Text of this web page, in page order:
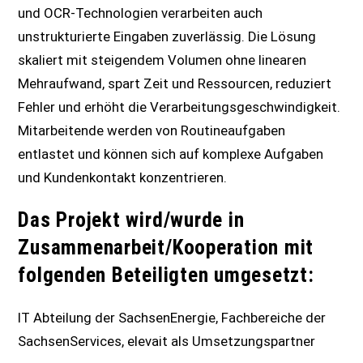
und OCR-Technologien verarbeiten auch
unstrukturierte Eingaben zuverlässig. Die Lösung
skaliert mit steigendem Volumen ohne linearen
Mehraufwand, spart Zeit und Ressourcen, reduziert
Fehler und erhöht die Verarbeitungsgeschwindigkeit.
Mitarbeitende werden von Routineaufgaben
entlastet und können sich auf komplexe Aufgaben
und Kundenkontakt konzentrieren.
Das Projekt wird/wurde in
Zusammenarbeit/Kooperation mit
folgenden Beteiligten umgesetzt:
IT Abteilung der SachsenEnergie, Fachbereiche der
SachsenServices, elevait als Umsetzungspartner